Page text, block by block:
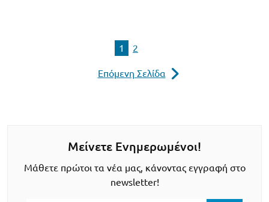
1 2
Επόμενη Σελίδα
Μείνετε Ενημερωμένοι!
Μάθετε πρώτοι τα νέα μας, κάνοντας εγγραφή στο
newsletter!